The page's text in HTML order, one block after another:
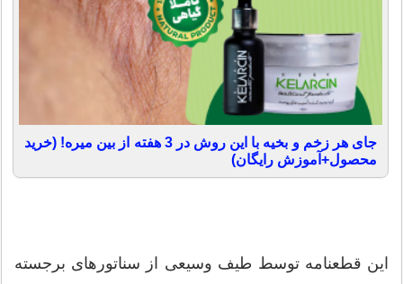
جای هر زخم و بخیه با این روش در 3 هفته از بین میره! (خرید
محصول+آموزش رایگان)
این قطعنامه توسط طیف وسیعی از سناتورهای برجسته